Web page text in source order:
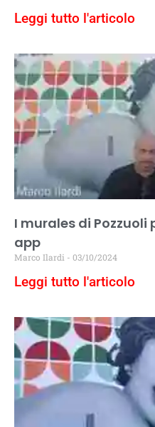
Leggi tutto l'articolo
I murales di
app
Marco Ilardi 03/10/2024
Leggi tutto l'articolo